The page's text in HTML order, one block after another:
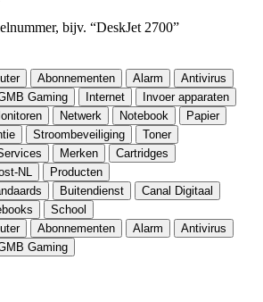
bijv. “DeskJet 2700”
Abonnementen Alarm
Antivirus
Gaming Internet
Invoer apparaten
Netwerk Notebook
Papier
Stroombeveiliging
Toner
Merken
Cartridges
NL
Producten
Buitendienst
Canal Digitaal
School
Abonnementen Alarm
Antivirus
Gaming